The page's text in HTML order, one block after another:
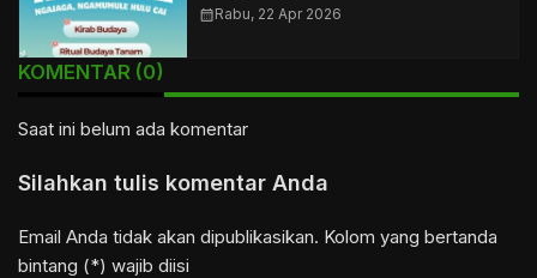
calendar_monthRabu, 22 Apr 2026
KOMENTAR (0)
Saat ini belum ada komentar
Silahkan tulis komentar Anda
Email Anda tidak akan dipublikasikan. Kolom yang bertanda
bintang (*) wajib diisi